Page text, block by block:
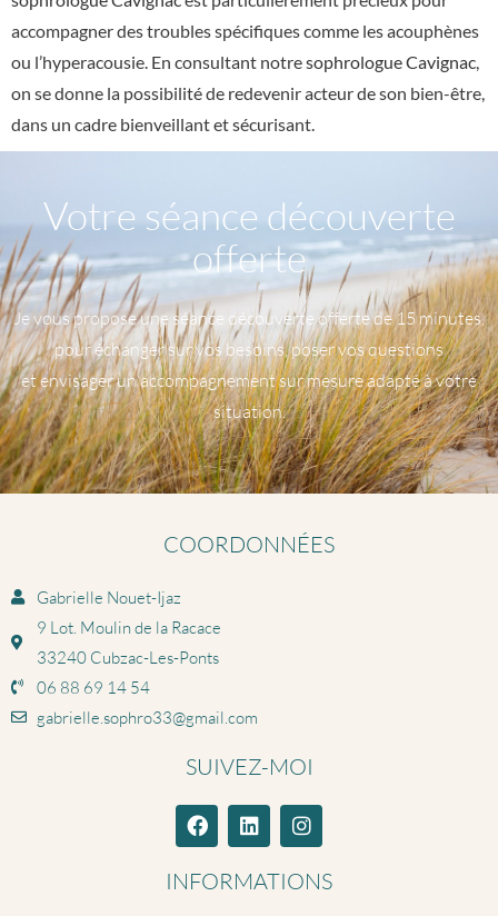
accompagner des troubles spécifiques comme les acouphènes
ou l’hyperacousie. En consultant notresophrologue Cavignac
on se donne la possibilité de redevenir acteur de son bien-être,
dans un cadre bienveillant et sécurisant.
Votre séance découverte
offerte
Je vous propose une séance découverte offerte de 15 minutes,
pour échanger sur vos besoins, poser vos questions
et envisager un accompagnement sur mesure adapté à votre
situation.
COORDONNÉES
Gabrielle Nouet-Ijaz
9 Lot. Moulin de la Racace
33240 Cubzac-Les-Ponts
06 88 69 14 54
gabrielle.sophro33@gmail.com
SUIVEZ-MOI
INFORMATIONS